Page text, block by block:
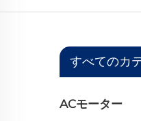
すべてのカ
ACモーター